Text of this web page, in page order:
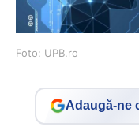
Foto: UPB.ro
Adaugă-ne